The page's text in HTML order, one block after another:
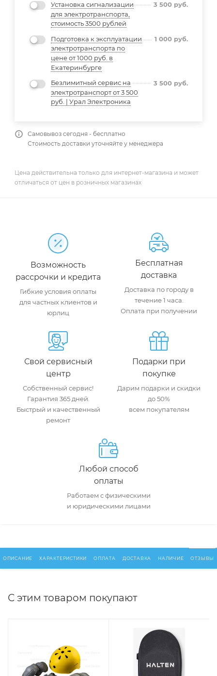
Установка сигнализации
для электротранспорта,
стоимость 3500 рублей
3 500 руб.
Подготовка к эксплуатации
электротранспорта по
цене от 1000 руб. в
Екатеринбурге
1 000 руб.
Безлимитный сервис на
электротранспорт от 3 500
руб. | Урал Электроника
3 500 руб.
Самовывоз сегодня - бесплатно
Стоимость доставки уточняйте у менеджера
Цена действительна только для интернет-магазина и может
отличаться от цен в розничных магазинах
Возможность
рассрочки и кредита
Гибкие условия оплаты
для частных клиентов и
юрлиц
Бесплатная
доставка
Доставка по городу в
течение 1 часа.
Оплата при получении
Свой сервисный
центр
Собственный сервис!
Гарантия 365 дней.
Быстрый и качественный
ремонт
Подарки при
покупке
Дарим подарки и скидки
до 50%
всем покупателям
Любой способ
оплаты
Работаем с физическими
и юридическими лицами
ОПИСАНИЕ ХАРАКТЕРИСТИКИ ОПЛАТА ДОСТАВКА НАЛИЧИЕ ОТЗЫВЫ
С этим товаром покупают